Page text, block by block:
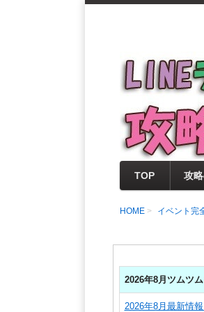
LINEデ
支持率No1！
セレクト情報
0％楽しめる
TOP 攻
HOME イベント完
2026年8月ツムツ
2026年8月最新情